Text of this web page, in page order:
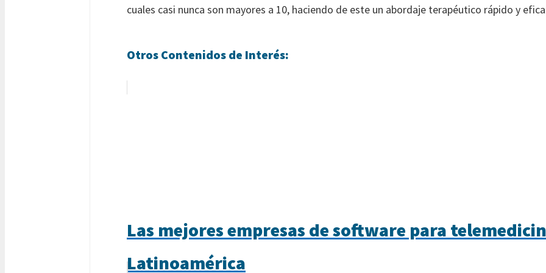
cuales casi nunca son mayores a 10, haciendo de este un abordaje terapéutico rápido y
Otros Contenidos de Interés:
Las mejores empresas de software para
Latinoamérica